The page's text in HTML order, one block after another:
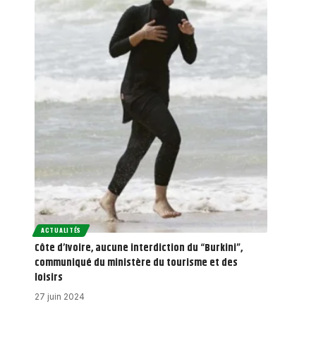
ACTUALITÉS
Côte d’Ivoire, aucune interdiction du “Burkini”,
communiqué du ministère du tourisme et des
loisirs
27 juin 2024